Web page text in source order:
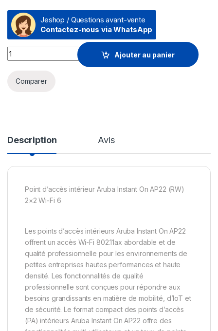
Jeshop / Questions avant-vente
Contactez-nous via WhatsApp
Point d'accès intérieur Aruba Instant On AP22 (RW) 2x2 Wi-
Ajouter au panier
Comparer
Description Avis
Point d’accès intérieur Aruba Instant On AP22 (RW)
2×2 Wi-Fi 6
Les points d’accès intérieurs Aruba Instant On AP22
offrent un accès Wi-Fi 802.11ax abordable et de
qualité professionnelle pour les environnements de
petites entreprises hautes performances et haute
densité. Les fonctionnalités de qualité
professionnelle sont conçues pour répondre aux
besoins grandissants en matière de mobilité, d’IoT et
de sécurité. Le format compact des points d’accès
(PA) intérieurs Aruba Instant On AP22 offre des